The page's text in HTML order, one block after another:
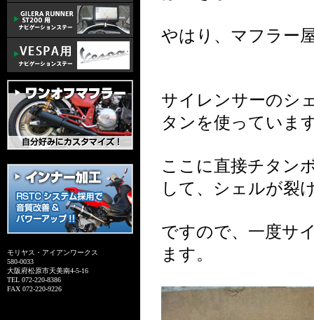
モリヤス・アイアンワークス
580-0033
大阪府松原市天美南4-5-16
TEL 072-220-8386
FAX 072-220-9226
やはり、マフラー
サイレンサーのシ
タンを使っていま
ここに直接チタン
して、シェルが裂
ですので、一度サ
ます。